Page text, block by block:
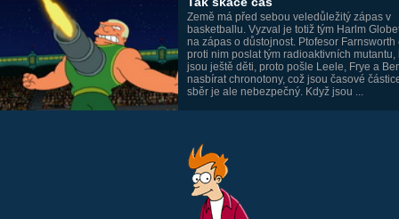
Země má před sebou veledůležitý zápas v
basketballu. Vyzval je totiž tým Harlm
na zápas o důstojnost. Ptofesor Farnsworth
proti nim poslat tým radioaktivních mutantu,
jsou ještě děti, proto pošle Leele, Frye a
nasbírat chronotony, což jsou časové
sběr je ale nebezpečný. Když jsou ...